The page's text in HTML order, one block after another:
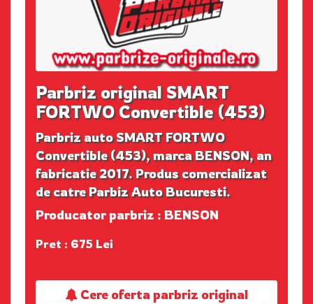
Parbriz original SMART
FORTWO Convertible (453)
Parbriz auto SMART FORTWO
Convertible (453), marca BENSON, an
fabricatie 2017. Produs comercializat
de catre Parbiz Auto Bucuresti.
Producator parbriz : BENSON
Pret : 675 Lei
Cere oferta parbriz original